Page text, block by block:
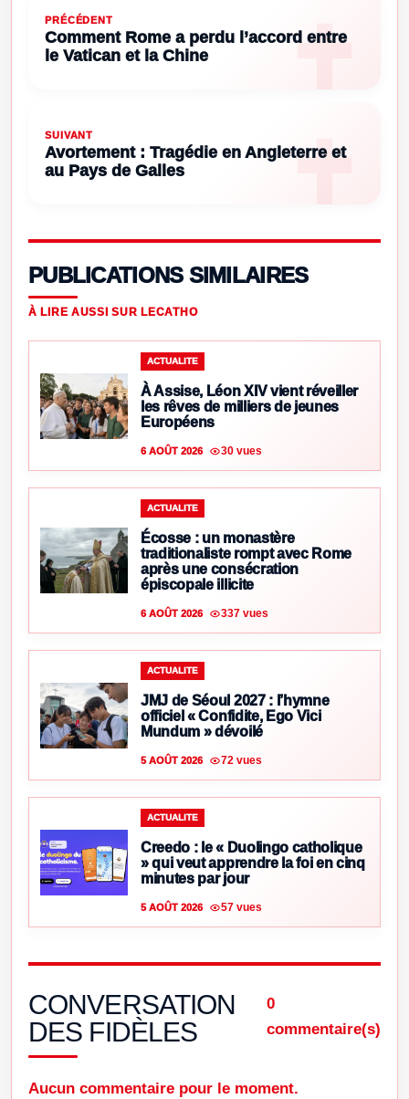
PRÉCÉDENT
Comment Rome a perdu l’accord entre
le Vatican et la Chine
SUIVANT
Avortement : Tragédie en Angleterre et
au Pays de Galles
PUBLICATIONS SIMILAIRES
À LIRE AUSSI SUR LECATHO
ACTUALITE
À Assise, Léon XIV vient réveiller
les rêves de milliers de jeunes
Européens
6 AOÛT 2026 30 vues
ACTUALITE
Écosse : un monastère
traditionaliste rompt avec Rome
après une consécration
épiscopale illicite
6 AOÛT 2026 337 vues
ACTUALITE
JMJ de Séoul 2027 : l’hymne
officiel « Confidite, Ego Vici
Mundum » dévoilé
5 AOÛT 2026 72 vues
ACTUALITE
Creedo : le « Duolingo catholique
» qui veut apprendre la foi en cinq
minutes par jour
5 AOÛT 2026 57 vues
CONVERSATION
DES FIDÈLES
0
commentaire(s)
Aucun commentaire pour le moment.